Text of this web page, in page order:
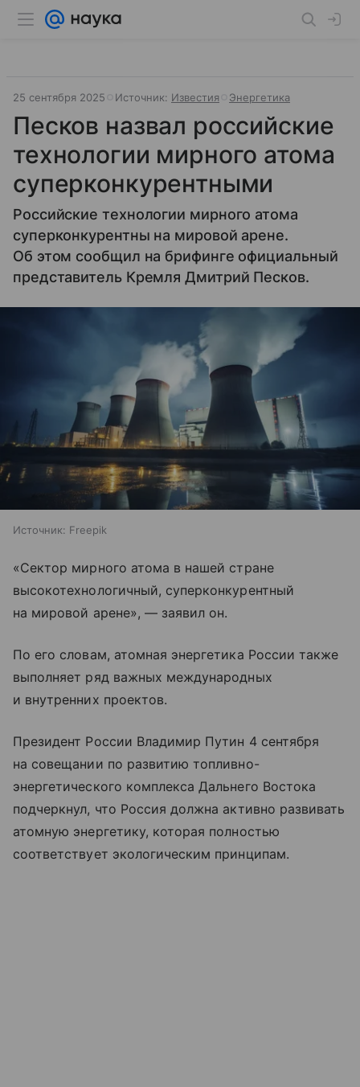
25 сентября 2025 Источник: Известия Энергетика
Песков назвал российские
технологии мирного атома
суперконкурентными
Российские технологии мирного атома
суперконкурентны на мировой арене.
Об этом сообщил на брифинге официальный
представитель Кремля Дмитрий Песков.
Источник: Freepik
«Сектор мирного атома в нашей стране
высокотехнологичный, суперконкурентный
на мировой арене», — заявил он.
По его словам, атомная энергетика России также
выполняет ряд важных международных
и внутренних проектов.
Президент России Владимир Путин 4 сентября
на совещании по развитию топливно-
энергетического комплекса Дальнего Востока
подчеркнул, что Россия должна активно развивать
атомную энергетику, которая полностью
соответствует экологическим принципам.